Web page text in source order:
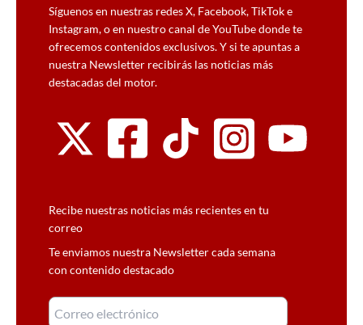
Síguenos en nuestras redes X, Facebook, TikTok e
Instagram, o en nuestro canal de YouTube donde te
ofrecemos contenidos exclusivos. Y si te apuntas a
nuestra Newsletter recibirás las noticias más
destacadas del motor.
Recibe nuestras noticias más recientes en tu
correo
Te enviamos nuestra Newsletter cada semana
con contenido destacado